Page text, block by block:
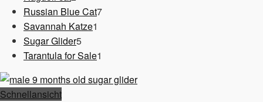
Produkte
Russian Blue Cat77
Savannah Katze1
Sugar Glider55
Produkte
Tarantula for Sale1
Schnellansicht